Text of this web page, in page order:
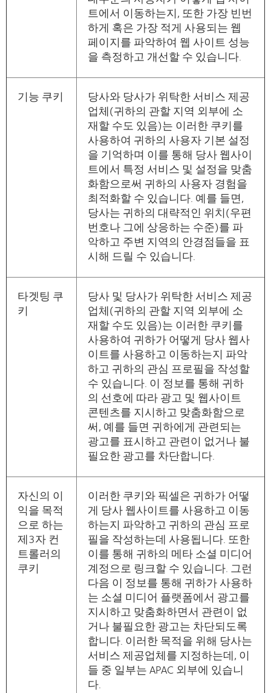
트에서 이동하는지, 또한 가장 빈번
하게 혹은 가장 적게 사용되는 웹
페이지를 파악하여 웹 사이트 성능
을 측정하고 개선할 수 있습니다.
기능 쿠키
당사와 당사가 위탁한 서비스 제공
업체(귀하의 관할 지역 외부에 소
재할 수도 있음)는 이러한 쿠키를
사용하여 귀하의 사용자 기본 설정
을 기억하며 이를 통해 당사 웹사이
트에서 특정 서비스 및 설정을 맞춤
화함으로써 귀하의 사용자 경험을
최적화할 수 있습니다. 예를 들면,
당사는 귀하의 대략적인 위치(우편
번호나 그에 상응하는 수준)를 파
악하고 주변 지역의 안경점들을 표
시해 드릴 수 있습니다.
타겟팅 쿠
키
당사 및 당사가 위탁한 서비스 제공
업체(귀하의 관할 지역 외부에 소
재할 수도 있음)는 이러한 쿠키를
사용하여 귀하가 어떻게 당사 웹사
이트를 사용하고 이동하는지 파악
하고 귀하의 관심 프로필을 작성할
수 있습니다. 이 정보를 통해 귀하
의 선호에 따라 광고 및 웹사이트
콘텐츠를 지시하고 맞춤화함으로
써, 예를 들면 귀하에게 관련되는
광고를 표시하고 관련이 없거나 불
필요한 광고를 차단합니다.
자신의 이
익을 목적
으로 하는
제3자 컨
트롤러의
쿠키
이러한 쿠키와 픽셀은 귀하가 어떻
게 당사 웹사이트를 사용하고 이동
하는지 파악하고 귀하의 관심 프로
필을 작성하는데 사용됩니다. 또한
이를 통해 귀하의 메타 소셜 미디어
계정으로 링크할 수 있습니다. 그런
다음 이 정보를 통해 귀하가 사용하
는 소셜 미디어 플랫폼에서 광고를
지시하고 맞춤화하면서 관련이 없
거나 불필요한 광고는 차단되도록
합니다. 이러한 목적을 위해 당사는
서비스 제공업체를 지정하는데, 이
들 중 일부는 APAC 외부에 있습니
다.